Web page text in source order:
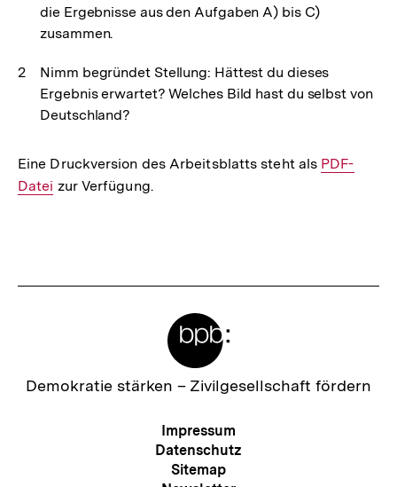
die Ergebnisse aus den Aufgaben A) bis C)
zusammen.
Nimm begründet Stellung: Hättest du dieses
Ergebnis erwartet? Welches Bild hast du selbst von
Deutschland?
Eine Druckversion des Arbeitsblatts steht als Interner
PDF-
Datei zur Verfügung.
Zur
Demokratie stärken – Zivilgesellschaft fördern
Meta-
Navigation
Impressum
Datenschutz
Sitemap